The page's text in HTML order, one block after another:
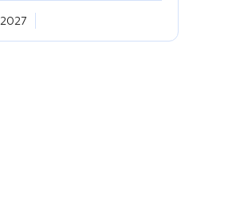
2027